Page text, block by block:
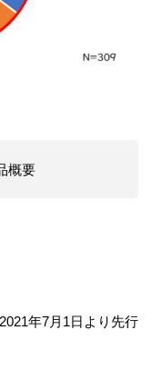
概要
年7月1日より先行